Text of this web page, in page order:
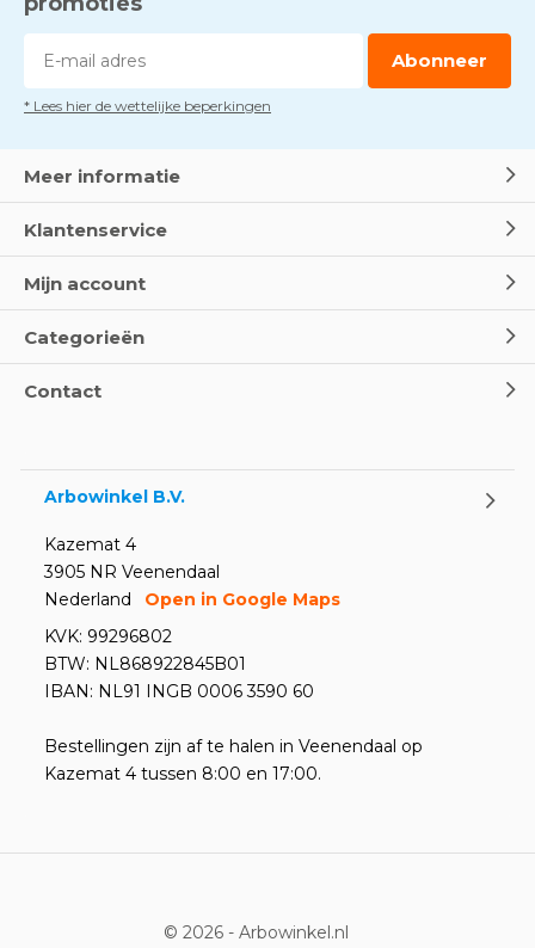
DoorMarco van Arbowinkel.nl
Dag van de BHV - Als elke
Oogspoel flessen en
Abonneer
* Lees hier de wettelijke beperkingen
Meer informatie
Klantenservice
Mijn account
Categorieën
Contact
Arbowinkel B.V.
Kazemat 4
3905 NR Veenendaal
Nederland
Open in Google Maps
KVK: 99296802
BTW: NL868922845B01
IBAN: NL91 INGB 0006 3590 60
Bestellingen zijn af te halen in Veenendaal op
Kazemat 4 tussen 8:00 en 17:00.
© 2026 - Arbowinkel.nl